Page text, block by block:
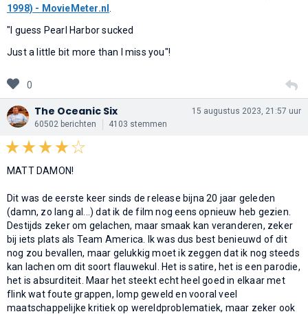
1998) - MovieMeter.nl
"I guess Pearl Harbor sucked
Just a little bit more than I miss you"!
0
The Oceanic Six
60502 berichten 4103 stemmen
15 augustus 2023, 21:57 uur
MATT DAMON!
Dit was de eerste keer sinds de release bijna 20 jaar geleden
(damn, zo lang al...) dat ik de film nog eens opnieuw heb gezien.
Destijds zeker om gelachen, maar smaak kan veranderen, zeker
bij iets plats als Team America. Ik was dus best benieuwd of dit
nog zou bevallen, maar gelukkig moet ik zeggen dat ik nog steeds
kan lachen om dit soort flauwekul. Het is satire, het is een parodie,
het is absurditeit. Maar het steekt echt heel goed in elkaar met
flink wat foute grappen, lomp geweld en vooral veel
maatschappelijke kritiek op wereldproblematiek, maar zeker ook